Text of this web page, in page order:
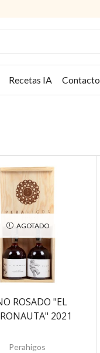
Recetas IA Contacto
AGOTADO
ROSADO "EL
2021
Perahigos